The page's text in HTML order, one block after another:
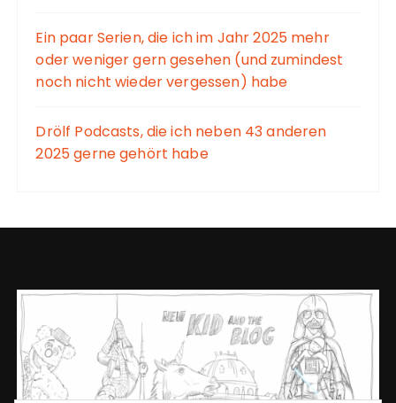
Ein paar Serien, die ich im Jahr 2025 mehr
oder weniger gern gesehen (und zumindest
noch nicht wieder vergessen) habe
Drölf Podcasts, die ich neben 43 anderen
2025 gerne gehört habe